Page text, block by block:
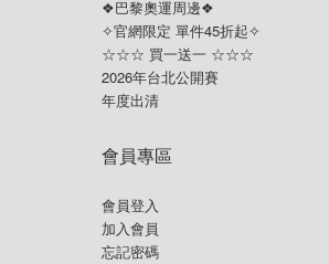
❖巴黎奧運周邊❖
✧官網限定 單件45折起✧
☆☆☆ 買一送一 ☆☆☆
2026年台北公開賽
年度出清
會員專區
會員登入
加入會員
忘記密碼